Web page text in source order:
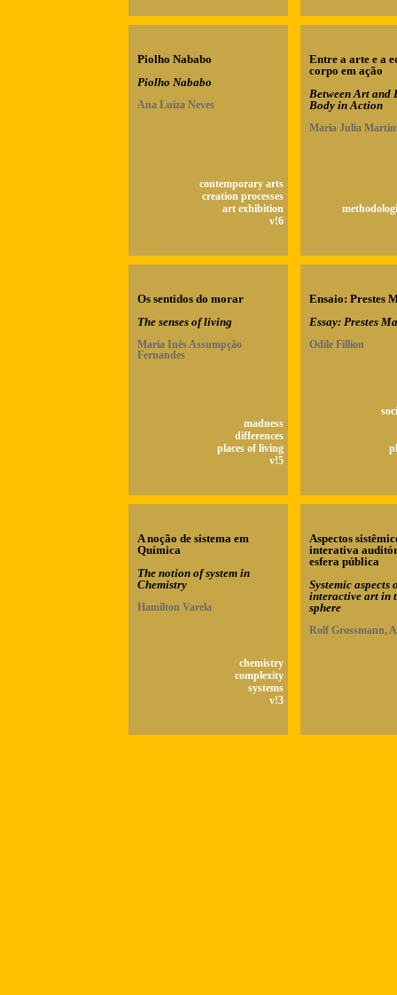
Piolho Nababo
Piolho Nababo
Ana Luiza Neves
contemporary arts
creation processes
art exhibition
v!6
Entre a arte e a
corpo em ação
Between Art and
Body in Action
Maria Julia
Os sentidos do morar
The senses of living
Maria Inês Assumpção
Fernandes
madness
differences
places of living
v!5
Ensaio: Prestes
Essay: Prestes
Odile Fillion
A noção de sistema em
Química
The notion of system in
Chemistry
Hamilton Varela
chemistry
complexity
systems
v!3
Aspectos
interativa
esfera pública
Systemic aspects
interactive art in
sphere
Rolf Grossmann,